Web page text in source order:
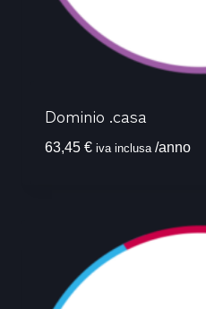
Dominio .casa
63,45 € iva inclusa /anno